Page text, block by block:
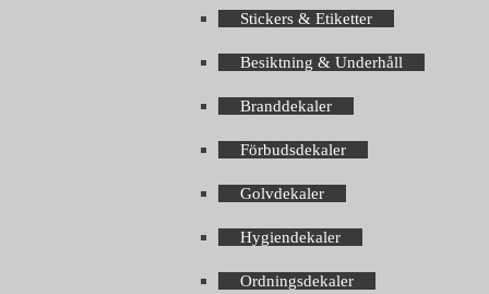
Stickers & Etiketter
Besiktning & Underhåll
Branddekaler
Förbudsdekaler
Golvdekaler
Hygiendekaler
Ordningsdekaler